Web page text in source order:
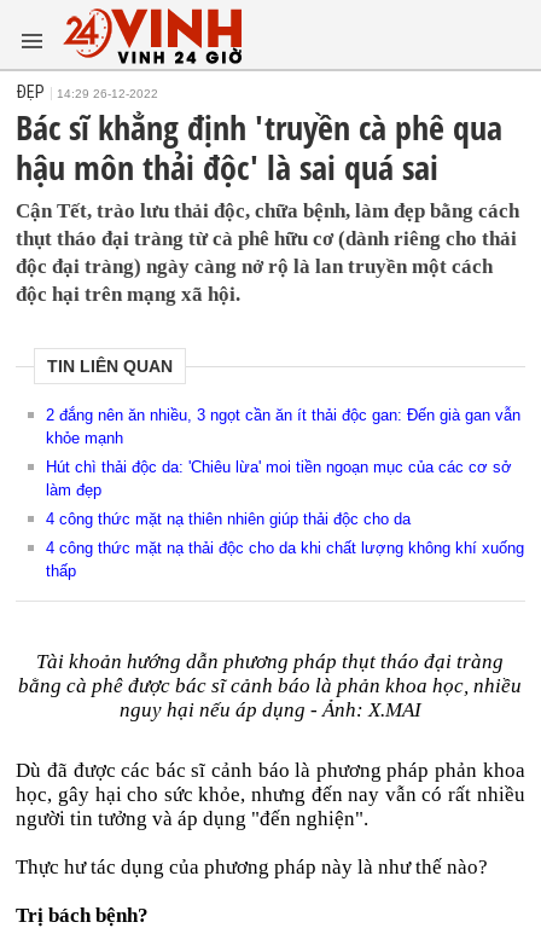
ĐẸP 14:29 26-12-2022
Bác sĩ khẳng định 'truyền cà phê qua
hậu môn thải độc' là sai quá sai
Cận Tết, trào lưu thải độc, chữa bệnh, làm đẹp bằng cách
thụt tháo đại tràng từ cà phê hữu cơ (dành riêng cho thải
độc đại tràng) ngày càng nở rộ là lan truyền một cách
độc hại trên mạng xã hội.
TIN LIÊN QUAN
2 đắng nên ăn nhiều, 3 ngọt cần ăn ít thải độc gan: Đến già gan vẫn
khỏe mạnh
Hút chì thải độc da: 'Chiêu lừa' moi tiền ngoạn mục của các cơ sở
làm đẹp
4 công thức mặt nạ thiên nhiên giúp thải độc cho da
4 công thức mặt nạ thải độc cho da khi chất lượng không khí xuống
thấp
Tài khoản hướng dẫn phương pháp thụt tháo đại tràng
bằng cà phê được bác sĩ cảnh báo là phản khoa học, nhiều
nguy hại nếu áp dụng - Ảnh: X.MAI
Dù đã được các bác sĩ cảnh báo là phương pháp phản khoa
học, gây hại cho sức khỏe, nhưng đến nay vẫn có rất nhiều
người tin tưởng và áp dụng "đến nghiện".
Thực hư tác dụng của phương pháp này là như thế nào?
Trị bách bệnh?